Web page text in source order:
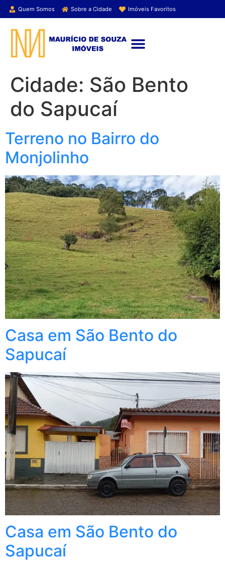
Quem Somos Sobre a Cidade Imóveis Favoritos
Cidade: São Bento
do Sapucaí
Terreno no Bairro do
Monjolinho
Casa em São Bento do
Sapucaí
Casa em São Bento do
Sapucaí